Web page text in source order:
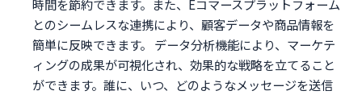
時間を節約できます。また、Eコマースプラットフォーム
とのシームレスな連携により、顧客データや商品情報を
簡単に反映できます。 データ分析機能により、マーケテ
ィングの成果が可視化され、効果的な戦略を立てること
ができます。誰に、いつ、どのようなメッセージを送信